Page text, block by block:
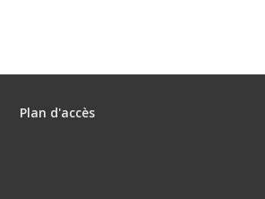
Plan d'accès